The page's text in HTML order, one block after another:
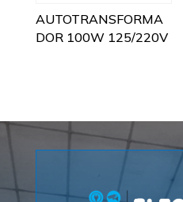
AUTOTRANSFORMA
DOR 100W 125/220V